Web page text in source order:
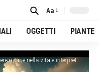
Font
Resizer
Aa
OGGETTI PIANTE
nella vita e interpretazione